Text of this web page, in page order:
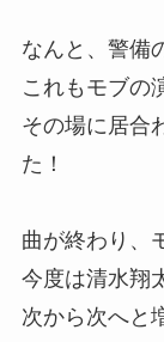
なんと、警備
これもモブの
その場に居合
た！
曲が終わり、
今度は清水翔
次から次へ